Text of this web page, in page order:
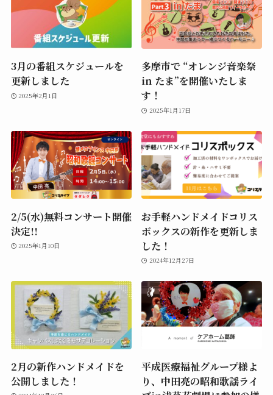
3月の番組スケジュールを
更新しました
2025年2月1日
多摩市で “オレンジ音楽祭
in たま”を開催いたしま
す！
2025年1月17日
2/5(水)無料コンサート開催
決定!!
2025年1月10日
お手軽ハンドメイドコリス
ボックスの新作を更新しま
した！
2024年12月27日
2月の新作ハンドメイドを
公開しました！
平成医療福祉グループ様よ
り、中田亮の昭和歌謡ライ